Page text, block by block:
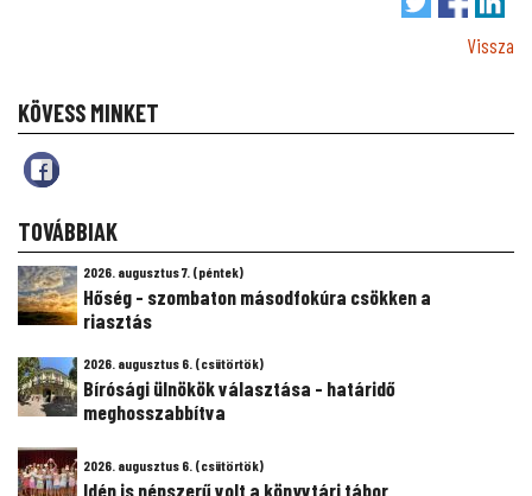
Vissza
KÖVESS MINKET
TOVÁBBIAK
2026. augusztus 7. (péntek)
Hőség - szombaton másodfokúra csökken a
riasztás
2026. augusztus 6. (csütörtök)
Bírósági ülnökök választása - határidő
meghosszabbítva
2026. augusztus 6. (csütörtök)
Idén is népszerű volt a könyvtári tábor